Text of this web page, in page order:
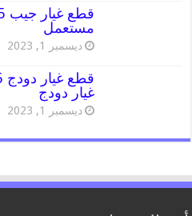
مستعمل
ديسمبر 1, 2023
غيار دودج
ديسمبر 1, 2023